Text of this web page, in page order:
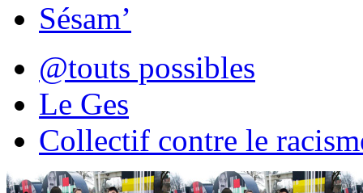
Sésam’
@touts possibles
Le Ges
Collectif contre le